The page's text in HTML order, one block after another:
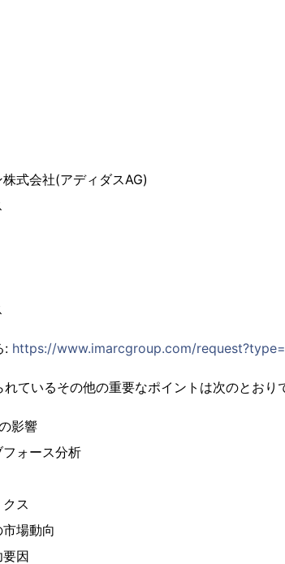
式会社(アディダスAG)
: https://www.imarcgroup.com/
ているその他の重要なポイントは次のとおり
影響
ォース分析
ス
場動向
因